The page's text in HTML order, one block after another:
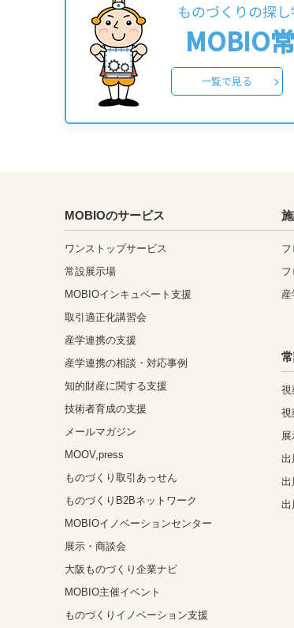
ものづくりの探
MOBIO
一覧で見る
MOBIOのサービス
ワンストップサービス
常設展示場
MOBIOインキュベート支援
取引適正化講習会
産学連携の支援
産学連携の相談・対応事例
知的財産に関する支援
技術者育成の支援
メールマガジン
MOOV,press
ものづくり取引あっせん
ものづくりB2Bネットワーク
MOBIOイノベーションセンター
展示・商談会
大阪ものづくり企業ナビ
MOBIO主催イベント
ものづくりイノベーション支援
産
視
視
出
出
出